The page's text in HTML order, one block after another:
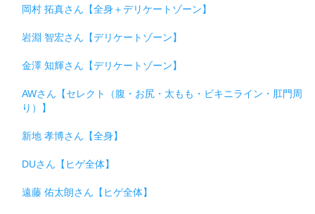
岡村 拓真さん【全身＋デリケートゾーン】
岩淵 智宏さん【デリケートゾーン】
金澤 知輝さん【デリケートゾーン】
AWさん【セレクト（腹・お尻・太もも・ビキニライン・肛門周
り）】
新地 孝博さん【全身】
DUさん【ヒゲ全体】
遠藤 佑太朗さん【ヒゲ全体】